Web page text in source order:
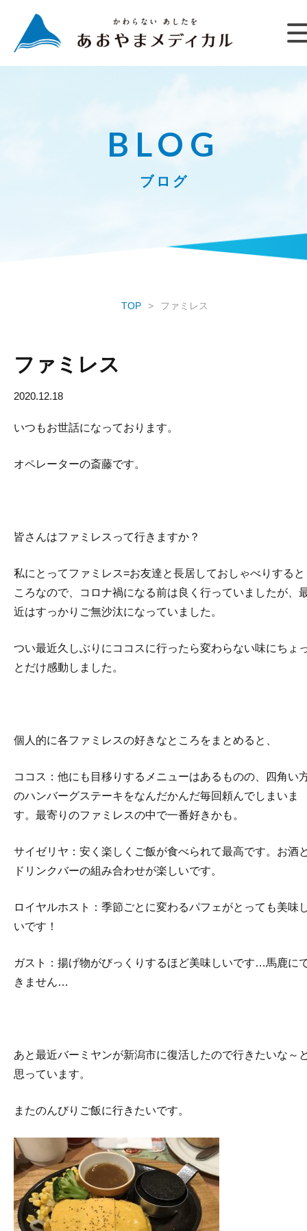
BLOG
ブログ
TOP ファミレス
ファミレス
2020.12.18
いつもお世話になっております。
オペレーターの斎藤です。
皆さんはファミレスって行きますか？
私にとってファミレス=お友達と長居しておしゃべりすると
ころなので、コロナ禍になる前は良く行っていましたが、
近はすっかりご無沙汰になっていました。
つい最近久しぶりにココスに行ったら変わらない味にちょ
とだけ感動しました。
個人的に各ファミレスの好きなところをまとめると、
ココス：他にも目移りするメニューはあるものの、四角い
のハンバーグステーキをなんだかんだ毎回頼んでしまいま
す。最寄りのファミレスの中で一番好きかも。
サイゼリヤ：安く楽しくご飯が食べられて最高です。お酒
ドリンクバーの組み合わせが楽しいです。
ロイヤルホスト：季節ごとに変わるパフェがとっても美味
いです！
ガスト：揚げ物がびっくりするほど美味しいです…馬鹿に
きません…
あと最近バーミヤンが新潟市に復活したので行きたいな～
思っています。
またのんびりご飯に行きたいです。